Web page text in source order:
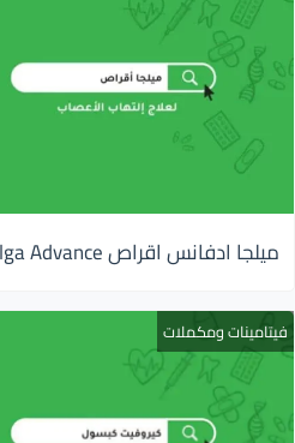
ميلجا ادفانس اقراص Milga Advance : للاعصاب والإكتئاب
فيتامينات ومكملات